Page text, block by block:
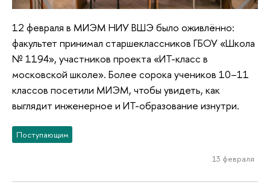
12 февраля в МИЭМ НИУ ВШЭ было оживлённо:
факультет принимал старшеклассников ГБОУ «Школа
№ 1194», участников проекта «ИТ-класс в
московской школе». Более сорока учеников 10–11
классов посетили МИЭМ, чтобы увидеть, как
выглядит инженерное и ИТ-образование изнутри.
Поступающим
13 февраля